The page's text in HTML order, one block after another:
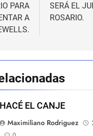
PARA
A
SERÁ EL
ROSARIO.
HACÉ EL CANJE
Maximiliano Rodriguez